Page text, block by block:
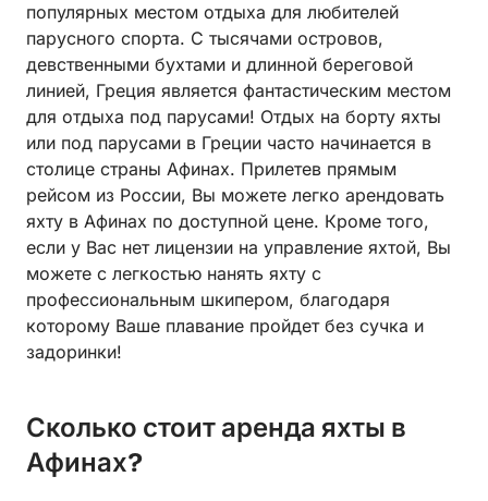
популярных местом отдыха для любителей
парусного спорта. С тысячами островов,
девственными бухтами и длинной береговой
линией, Греция является фантастическим местом
для отдыха под парусами! Отдых на борту яхты
или под парусами в Греции часто начинается в
столице страны Афинах. Прилетев прямым
рейсом из России, Вы можете легко арендовать
яхту в Афинах по доступной цене. Кроме того,
если у Вас нет лицензии на управление яхтой, Вы
можете с легкостью нанять яхту с
профессиональным шкипером, благодаря
которому Ваше плавание пройдет без сучка и
задоринки!
Сколько стоит аренда яхты в
Афинах?